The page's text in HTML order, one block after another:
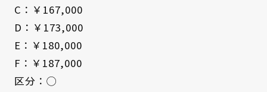
C：￥167,000
D：￥173,000
E：￥180,000
F：￥187,000
区分：◯